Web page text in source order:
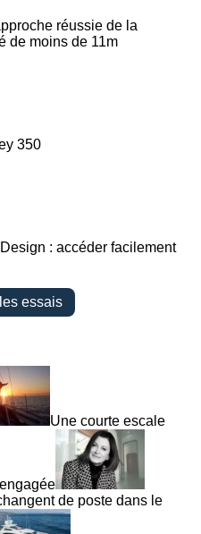
réussie de la
de moins de 11m
350
: accéder facilement
essais
Une courte escale
de poste dans le